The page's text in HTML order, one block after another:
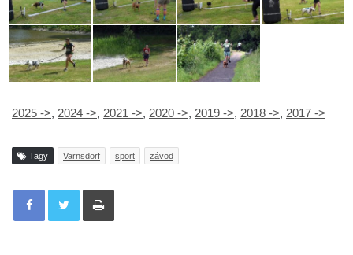
2025 ->, 2024 ->, 2021 ->, 2020 ->, 2019 ->, 2018 ->, 2017 ->
Tagy Varnsdorf sport závod
Tisknout